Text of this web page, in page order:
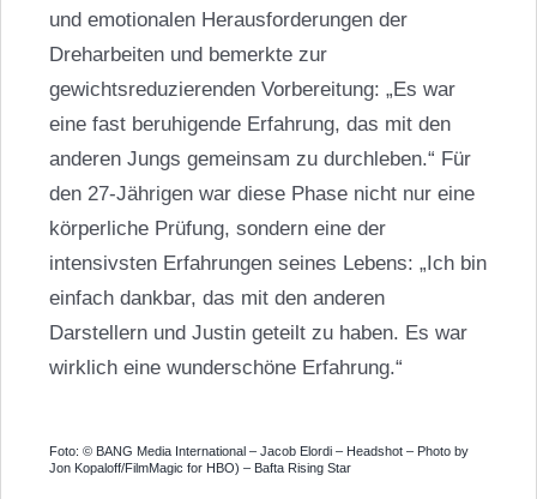
und emotionalen Herausforderungen der
Dreharbeiten und bemerkte zur
gewichtsreduzierenden Vorbereitung: „Es war
eine fast beruhigende Erfahrung, das mit den
anderen Jungs gemeinsam zu durchleben.“ Für
den 27-Jährigen war diese Phase nicht nur eine
körperliche Prüfung, sondern eine der
intensivsten Erfahrungen seines Lebens: „Ich bin
einfach dankbar, das mit den anderen
Darstellern und Justin geteilt zu haben. Es war
wirklich eine wunderschöne Erfahrung.“
Foto: © BANG Media International – Jacob Elordi – Headshot – Photo by
Jon Kopaloff/FilmMagic for HBO) – Bafta Rising Star